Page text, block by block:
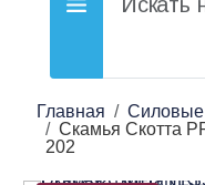
Главная
Скамья Скотта
202